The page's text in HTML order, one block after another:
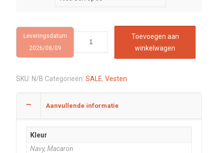
Leveringsdatum
2026/08/09
Toevoegen aan
winkelwagen
SKU: N/B Categorieën: SALE, Vesten
Aanvullende informatie
Kleur
Navy, Macaron